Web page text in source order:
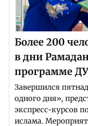
Более 200
в дни
программе
Завершился
одного дня»,
экспресс-курсов
ислама.